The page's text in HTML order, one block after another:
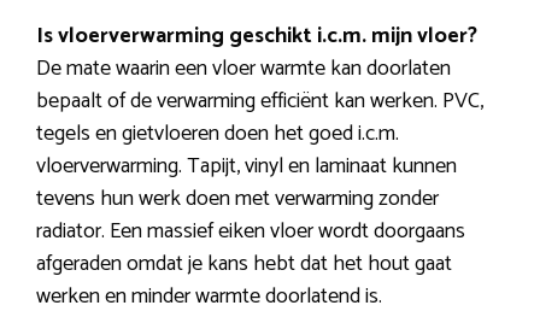
Is vloerverwarming geschikt i.c.m. mijn vloer?
De mate waarin een vloer warmte kan doorlaten
bepaalt of de verwarming efficiënt kan werken. PVC,
tegels en gietvloeren doen het goed i.c.m.
vloerverwarming. Tapijt, vinyl en laminaat kunnen
tevens hun werk doen met verwarming zonder
radiator. Een massief eiken vloer wordt doorgaans
afgeraden omdat je kans hebt dat het hout gaat
werken en minder warmte doorlatend is.